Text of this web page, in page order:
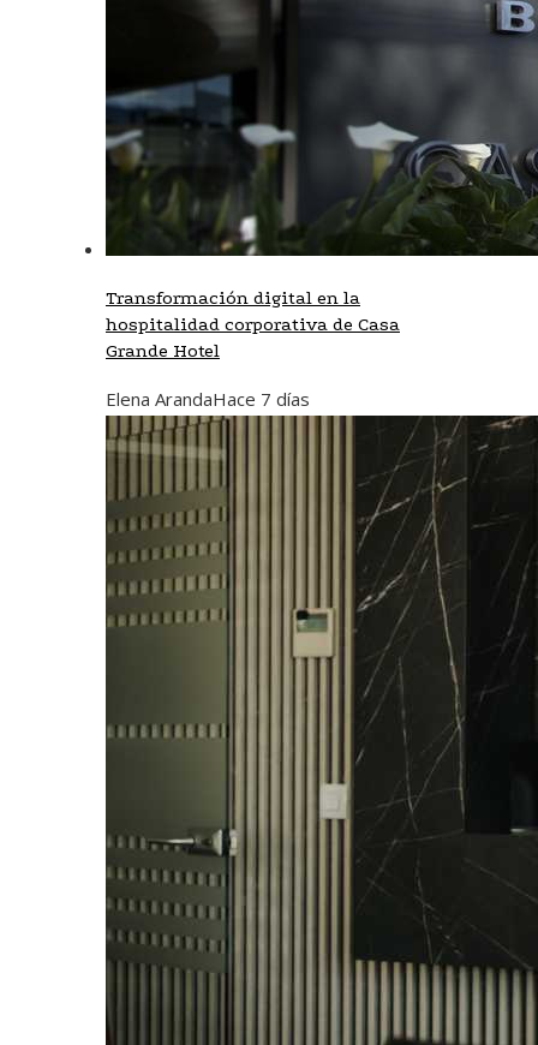
Transformación digital en la
hospitalidad corporativa de Casa
Grande Hotel
Elena ArandaHace 7 días